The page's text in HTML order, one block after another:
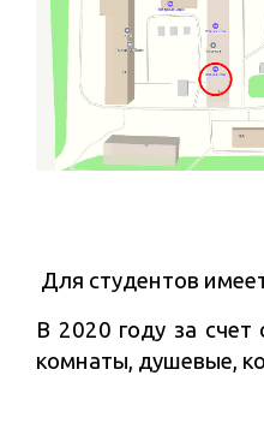
Для студентов
В 2020 году за
комнаты, душевые,